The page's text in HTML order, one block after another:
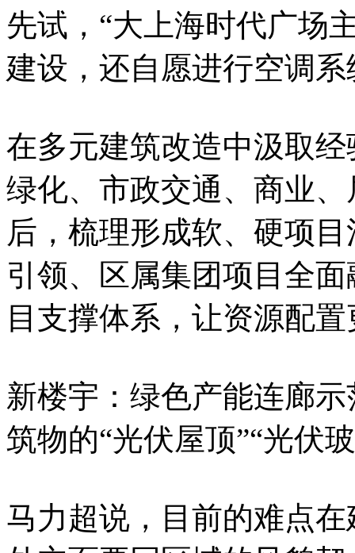
先试，“大上海时代广场
建设，还自愿进行空调系
在多元建筑改造中汲取
绿化、市政交通、商业
后，梳理形成软、硬项
引领、区属集团项目全
目支撑体系，让资源配
新楼宇：绿色产能连廊
筑物的“光伏屋顶”“光伏
马力超说，目前的难点